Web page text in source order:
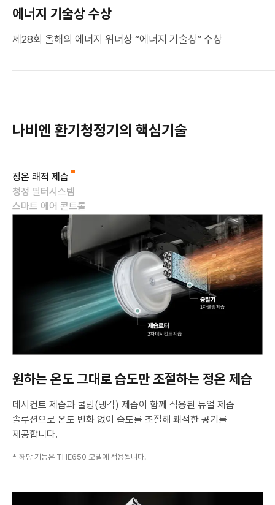
에너지 기술상 수상
제28회 올해의 에너지 위너상 “에너지 기술상” 수상
나비엔 환기청정기의 핵심기술
정온 쾌적 제습
청정 필터시스템
스마트 에어 콘트롤
원하는 온도 그대로 습도만 조절하는 정온 제습
데시컨트 제습과 쿨링(냉각) 제습이 함께 적용된 듀얼 제습
솔루션으로 온도 변화 없이 습도를 조절해 쾌적한 공기를
제공합니다.
해당 기능은 THE650 모델에 적용됩니다.